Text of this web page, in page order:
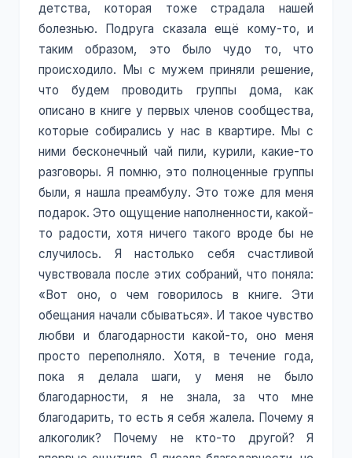
детства, которая тоже страдала нашей
болезнью. Подруга сказала ещё кому-то, и
таким образом, это было чудо то, что
происходило. Мы с мужем приняли решение,
что будем проводить группы дома, как
описано в книге у первых членов сообщества,
которые собирались у нас в квартире. Мы с
ними бесконечный чай пили, курили, какие-то
разговоры. Я помню, это полноценные группы
были, я нашла преамбулу. Это тоже для меня
подарок. Это ощущение наполненности, какой-
то радости, хотя ничего такого вроде бы не
случилось. Я настолько себя счастливой
чувствовала после этих собраний, что поняла:
«Вот оно, о чем говорилось в книге. Эти
обещания начали сбываться». И такое чувство
любви и благодарности какой-то, оно меня
просто переполняло. Хотя, в течение года,
пока я делала шаги, у меня не было
благодарности, я не знала, за что мне
благодарить, то есть я себя жалела. Почему я
алкоголик? Почему не кто-то другой? Я